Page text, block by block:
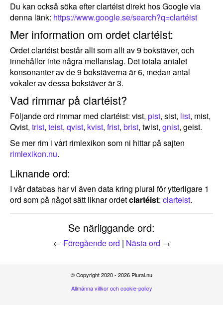
Du kan också söka efter clartéist direkt hos Google via
denna länk: https://www.google.se/search?q=clartéist
Mer information om ordet clartéist:
Ordet clartéist består allt som allt av 9 bokstäver, och
innehåller inte några mellanslag. Det totala antalet
konsonanter av de 9 bokstäverna är 6, medan antal
vokaler av dessa bokstäver är 3.
Vad rimmar på clartéist?
Följande ord rimmar med clartéist: vist, pist, sist, list, mist,
Qvist, trist, teist, qvist, kvist, frist, brist, twist, gnist, geist.
Se mer rim i vårt rimlexikon som ni hittar på sajten
rimlexikon.nu.
Liknande ord:
I vår databas har vi även data kring plural för ytterligare 1
ord som på något sätt liknar ordetclartéist: clarteist.
Se närliggande ord:
← Föregående ord | Nästa ord →
© Copyright 2020 - 2026 Plural.nu
Allmänna villkor och cookie-policy